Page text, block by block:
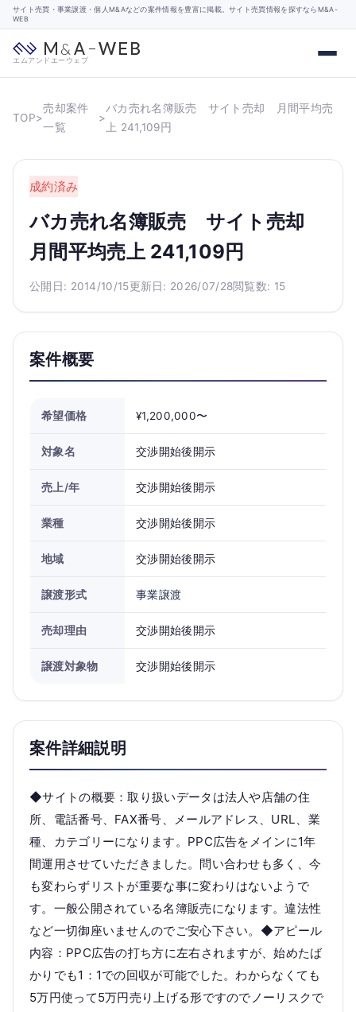
サイト売買・事業譲渡・個人M&Aなどの案件情報を豊富に掲載。サイト売買情報を探すならM&A-
WEB
エムアンドエーウェブ
TOP>
売却案件
一覧
>
バカ売れ名簿販売 サイト売却 月間平均売
上 241,109円
成約済み
バカ売れ名簿販売 サイト売却
月間平均売上 241,109円
公開日: 2014/10/15更新日: 2026/07/28閲覧数: 15
案件概要
希望価格 ¥1,200,000〜
対象名 交渉開始後開示
売上/年 交渉開始後開示
業種 交渉開始後開示
地域 交渉開始後開示
譲渡形式 事業譲渡
売却理由 交渉開始後開示
譲渡対象物 交渉開始後開示
案件詳細説明
◆サイトの概要：取り扱いデータは法人や店舗の住
所、電話番号、FAX番号、メールアドレス、URL、業
種、カテゴリーになります。PPC広告をメインに1年
間運用させていただきました。問い合わせも多く、今
も変わらずリストが重要な事に変わりはないようで
す。一般公開されている名簿販売になります。違法性
など一切御座いませんのでご安心下さい。◆アピール
内容：PPC広告の打ち方に左右されますが、始めたば
かりでも1：1での回収が可能でした。わからなくても
5万円使って5万円売り上げる形ですのでノーリスクで